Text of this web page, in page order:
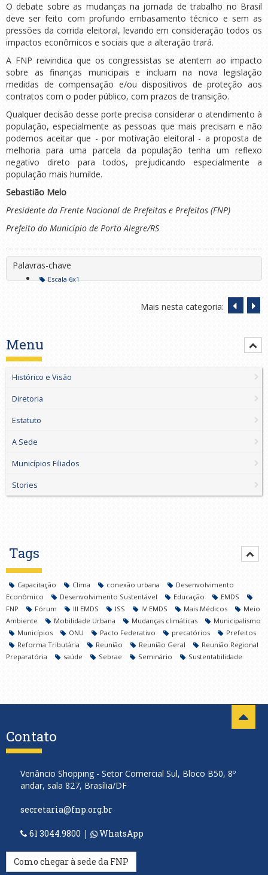
O debate sobre as mudanças na jornada de trabalho no Brasil
deve ser feito com profundo embasamento técnico e sem as
pressões da corrida eleitoral, levando em consideração todos os
impactos econômicos e sociais que a alteração trará.
A FNP reivindica que os congressistas se atentem ao impacto
sobre as finanças municipais e incluam na nova legislação
medidas de compensação e/ou dispositivos de proteção aos
contratos com o poder público, com prazos de transição.
Qualquer decisão desse porte precisa considerar o atendimento à
população, especialmente as pessoas que mais precisam e não
podemos aceitar que - por motivação eleitoral - a proposta de
melhoria para uma parcela da população tenha um reflexo
negativo direto para todos, prejudicando especialmente a
população mais humilde.
Sebastião Melo
Presidente da Frente Nacional de Prefeitas e Prefeitos (FNP)
Prefeito do Município de Porto Alegre/RS
Palavras-chave
Escala 6x1
Mais nesta categoria:
Menu
Histórico e Visão
Diretoria
Estatuto
A Sede
Municípios Filiados
Stories
Tags
Capacitação Clima conexão urbana
Desenvolvimento
Econômico
Desenvolvimento Sustentável Educação
EMDS
FNP
Fórum III EMDS ISS IV EMDS Mais Médicos
Meio
Ambiente
Mobilidade Urbana Mudanças climáticas
Municipalismo
Municípios
ONU Pacto Federativo precatórios
Prefeitos
Reforma Tributária
Reunião Reunião Geral
Reunião Regional
Preparatória
saúde Sebrae Seminário Sustentabilidade
Contato
Venâncio Shopping - Setor Comercial Sul, Bloco B50, 8º
andar, sala 827, Brasília/DF
secretaria@fnp.org.br
61 3044.9800 | WhatsApp
Como chegar à sede da FNP